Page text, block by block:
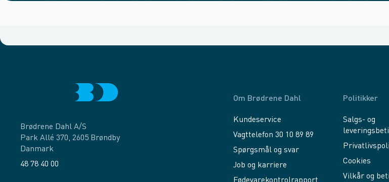
Brødrene Dahl A/S
Park Allé 370, 2605 Brøndby
Danmark
48 78 40 00
Om Brødrene Dahl
Kundeservice
Vagttelefon 30 10 89 89
Spørgsmål og svar
Job og karriere
Politikker
Salgs- og
Cookies
Vilkår og